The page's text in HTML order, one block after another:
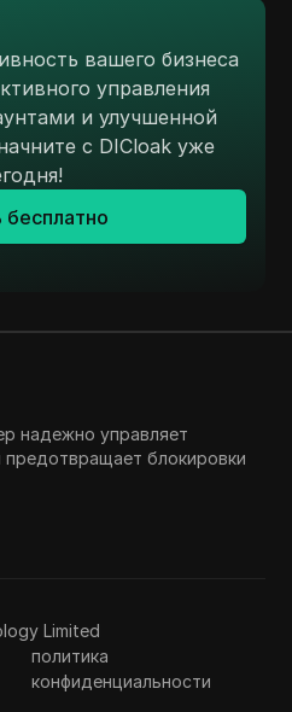
вашего бизнеса
управления
и улучшенной
с DICloak уже
бесплатно
надежно управляет
предотвращает блокировки
Limited
политика
конфиденциальности